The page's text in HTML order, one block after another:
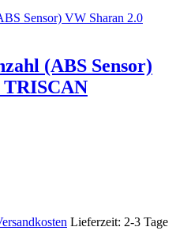
(ABS Sensor)
TRISCAN
Lieferzeit: 2-3 Tage